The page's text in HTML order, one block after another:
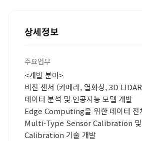
상세정보
주요업무
<개발 분야>
비전 센서 (카메라, 열화상, 3D
데이터 분석 및 인공지능 모델 개발
Edge Computing을 위한 데이터 전
Multi-Type Sensor Calibration
Calibration 기술 개발